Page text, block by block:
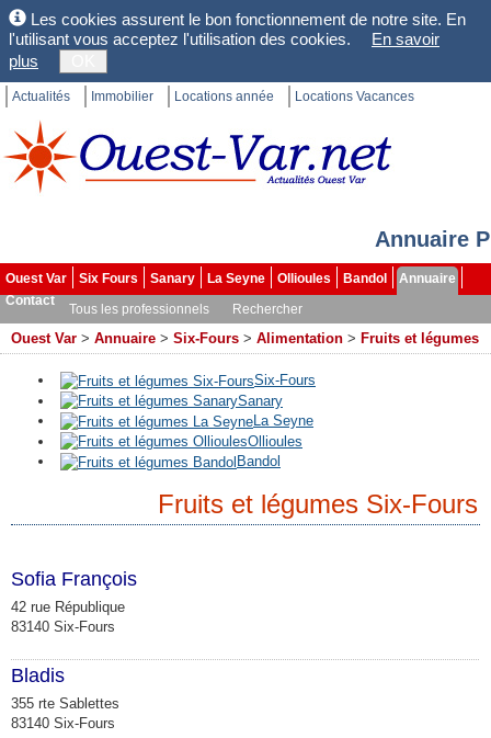
Les cookies assurent le bon fonctionnement de notre site. En
l'utilisant vous acceptez l'utilisation des cookies.
En savoir
plus
Actualités Immobilier Locations année Locations Vacances
Annuaire
Ouest Var Six Fours Sanary La Seyne Ollioules Bandol
Annuaire
Contact
Tous les professionnels Rechercher
Ouest Var > Annuaire > Six-Fours > Alimentation > Fruits et légumes
Six-Fours
Sanary
La Seyne
Ollioules
Bandol
Fruits et légumes Six-Fours
Sofia François
42 rue République
83140 Six-Fours
Bladis
355 rte Sablettes
83140 Six-Fours